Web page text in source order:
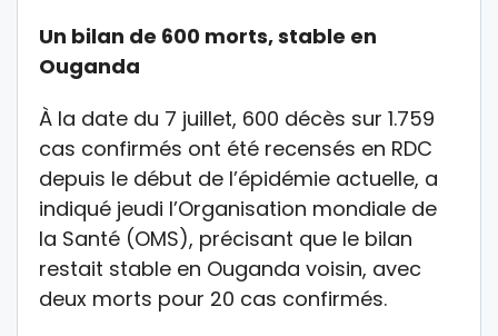
Un bilan de 600 morts, stable en
Ouganda
À la date du 7 juillet, 600 décès sur 1.759
cas confirmés ont été recensés en RDC
depuis le début de l’épidémie actuelle, a
indiqué jeudi l’Organisation mondiale de
la Santé (OMS), précisant que le bilan
restait stable en Ouganda voisin, avec
deux morts pour 20 cas confirmés.